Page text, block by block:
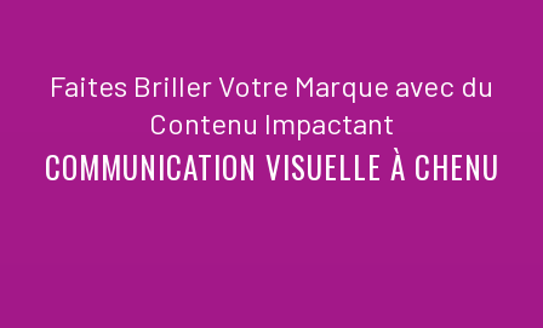
Faites Briller Votre Marque avec du
Contenu Impactant
COMMUNICATION VISUELLE À CHENU